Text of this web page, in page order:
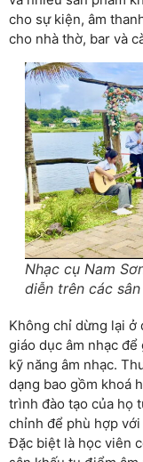
cho sự kiện, âm
cho nhà thờ, bar và
Nhạc cụ Nam
diễn trên các
Không chỉ dừng lại ở
giáo dục âm nhạc
kỹ năng âm nhạc.
dạng bao gồm khoá
trình đào tạo của họ
chỉnh để phù hợp
Đặc biệt là học viên